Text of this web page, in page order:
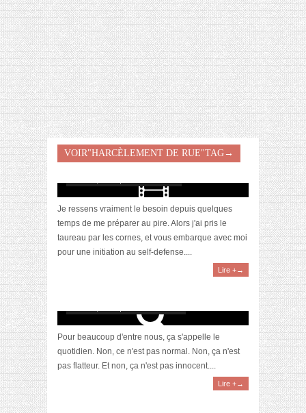
VOIR"HARCÈLEMENT DE RUE"TAG→
[VIDEO] Initiation au self-defense avec
Nicoach
Je ressens vraiment le besoin depuis quelques
temps de me préparer au pire. Alors j'ai pris le
taureau par les cornes, et vous embarque avec moi
pour une initiation au self-defense....
Lire +→
Pour beaucoup d'entre nous, ça s'appelle le
quotidien. Non, ce n'est pas normal. Non, ça n'est
pas flatteur. Et non, ça n'est pas innocent....
Lire +→